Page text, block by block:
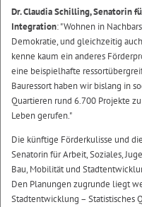
Dr. Claudia Schilling, Senatorin
Integration: "Wohnen in
Demokratie, und gleichzeitig
kenne kaum ein anderes
eine beispielhafte
Bauressort haben wir bislang in
Quartieren rund 6.700 Projekte
Leben gerufen."
Die künftige Förderkulisse und
Senatorin für Arbeit, Soziales,
Bau, Mobilität und
Den Planungen zugrunde liegt
Stadtentwicklung – Statistisches